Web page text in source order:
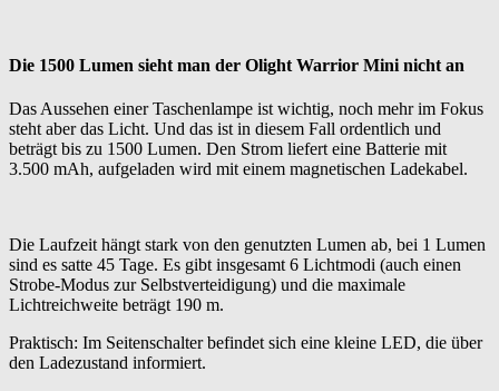
Die 1500 Lumen sieht man der Olight Warrior Mini nicht an
Das Aussehen einer Taschenlampe ist wichtig, noch mehr im Fokus
steht aber das Licht. Und das ist in diesem Fall ordentlich und
beträgt bis zu 1500 Lumen. Den Strom liefert eine Batterie mit
3.500 mAh, aufgeladen wird mit einem magnetischen Ladekabel.
Die Laufzeit hängt stark von den genutzten Lumen ab, bei 1 Lumen
sind es satte 45 Tage. Es gibt insgesamt 6 Lichtmodi (auch einen
Strobe-Modus zur Selbstverteidigung) und die maximale
Lichtreichweite beträgt 190 m.
Praktisch: Im Seitenschalter befindet sich eine kleine LED, die über
den Ladezustand informiert.